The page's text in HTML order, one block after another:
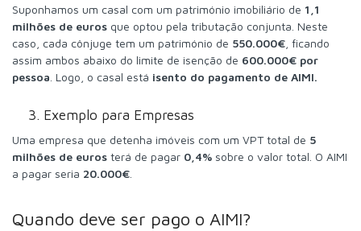
Suponhamos um casal com um património imobiliário de 1,1
milhões de euros que optou pela tributação conjunta. Neste
caso, cada cônjuge tem um património de 550.000€ , ficando
assim ambos abaixo do limite de isenção de 600.000€ por
pessoa . Logo, o casal está isento do pagamento de AIMI.
3. Exemplo para Empresas
Uma empresa que detenha imóveis com um VPT total de 5
milhões de euros terá de pagar 0,4% sobre o valor total. O AIMI
a pagar seria 20.000€
Quando deve ser pago o AIMI?